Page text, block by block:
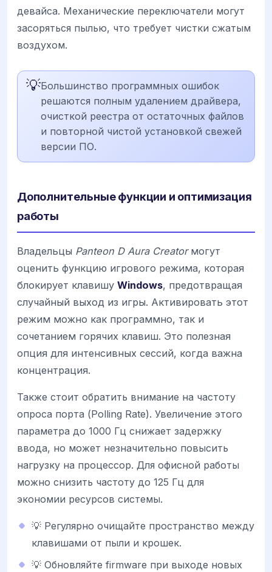
девайса. Механические переключатели могут
засоряться пылью, что требует чистки сжатым
воздухом.
💡Большинство программных ошибок
решаются полным удалением драйвера,
очисткой реестра от остаточных файлов
и повторной чистой установкой свежей
версии ПО.
Дополнительные функции и оптимизация
работы
Владельцы Panteon D Aura Creatorмогут
оценить функцию игрового режима, которая
блокирует клавишу Windows, предотвращая
случайный выход из игры. Активировать этот
режим можно как программно, так и
сочетанием горячих клавиш. Это полезная
опция для интенсивных сессий, когда важна
концентрация.
Также стоит обратить внимание на частоту
опроса порта (Polling Rate). Увеличение этого
параметра до 1000 Гц снижает задержку
ввода, но может незначительно повысить
нагрузку на процессор. Для офисной работы
можно снизить частоту до 125 Гц для
экономии ресурсов системы.
💡 Регулярно очищайте пространство между
клавишами от пыли и крошек.
💡 Обновляйте firmware при выходе новых